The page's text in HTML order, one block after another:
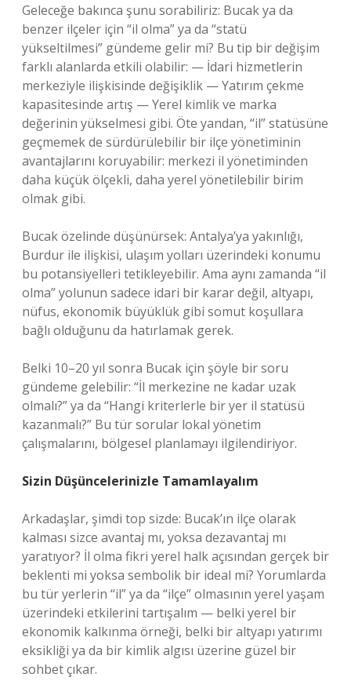
Geleceğe bakınca şunu sorabiliriz: Bucak ya da
benzer ilçeler için “il olma” ya da “statü
yükseltilmesi” gündeme gelir mi? Bu tip bir değişim
farklı alanlarda etkili olabilir: — İdari hizmetlerin
merkeziyle ilişkisinde değişiklik — Yatırım çekme
kapasitesinde artış — Yerel kimlik ve marka
değerinin yükselmesi gibi. Öte yandan, “il” statüsüne
geçmemek de sürdürülebilir bir ilçe yönetiminin
avantajlarını koruyabilir: merkezi il yönetiminden
daha küçük ölçekli, daha yerel yönetilebilir birim
olmak gibi.
Bucak özelinde düşünürsek: Antalya’ya yakınlığı,
Burdur ile ilişkisi, ulaşım yolları üzerindeki konumu
bu potansiyelleri tetikleyebilir. Ama aynı zamanda “il
olma” yolunun sadece idari bir karar değil, altyapı,
nüfus, ekonomik büyüklük gibi somut koşullara
bağlı olduğunu da hatırlamak gerek.
Belki 10–20 yıl sonra Bucak için şöyle bir soru
gündeme gelebilir: “İl merkezine ne kadar uzak
olmalı?” ya da “Hangi kriterlerle bir yer il statüsü
kazanmalı?” Bu tür sorular lokal yönetim
çalışmalarını, bölgesel planlamayı ilgilendiriyor.
Sizin Düşüncelerinizle Tamamlayalım
Arkadaşlar, şimdi top sizde: Bucak’ın ilçe olarak
kalması sizce avantaj mı, yoksa dezavantaj mı
yaratıyor? İl olma fikri yerel halk açısından gerçek bir
beklenti mi yoksa sembolik bir ideal mi? Yorumlarda
bu tür yerlerin “il” ya da “ilçe” olmasının yerel yaşam
üzerindeki etkilerini tartışalım — belki yerel bir
ekonomik kalkınma örneği, belki bir altyapı yatırımı
eksikliği ya da bir kimlik algısı üzerine güzel bir
sohbet çıkar.